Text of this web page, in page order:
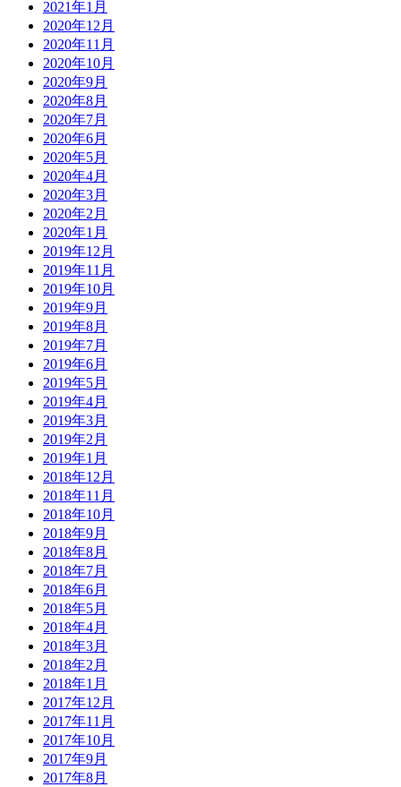
2021年1月
2020年12月
2020年11月
2020年10月
2020年9月
2020年8月
2020年7月
2020年6月
2020年5月
2020年4月
2020年3月
2020年2月
2020年1月
2019年12月
2019年11月
2019年10月
2019年9月
2019年8月
2019年7月
2019年6月
2019年5月
2019年4月
2019年3月
2019年2月
2019年1月
2018年12月
2018年11月
2018年10月
2018年9月
2018年8月
2018年7月
2018年6月
2018年5月
2018年4月
2018年3月
2018年2月
2018年1月
2017年12月
2017年11月
2017年10月
2017年9月
2017年8月